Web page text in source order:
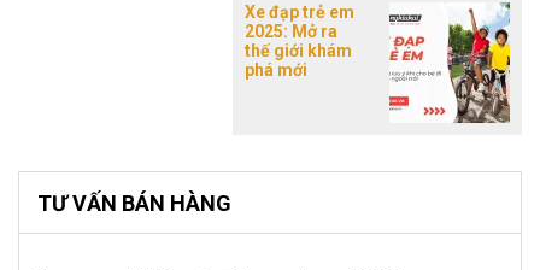
Xe đạp trẻ em
2025: Mở ra
thế giới khám
phá mới
TƯ VẤN BÁN HÀNG